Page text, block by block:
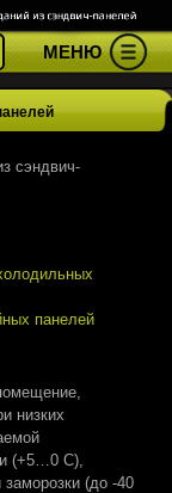
МЕНЮ
сэндвич-
панелей
низких
(+5…0 C),
(до -40